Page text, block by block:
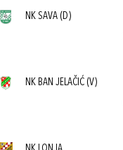
NK SAVA (D)
NK BAN JELAČIĆ (V)